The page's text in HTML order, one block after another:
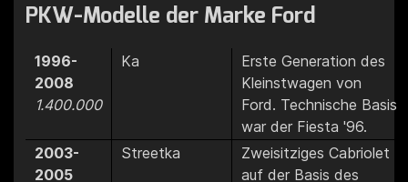
PKW-Modelle der Marke Ford
1996-
2008
1.400.000
Ka
Erste Generation des
Kleinstwagen von
Ford. Technische Basis
war der Fiesta '96.
2003-
2005
Streetka
Zweisitziges Cabriolet
auf der Basis des